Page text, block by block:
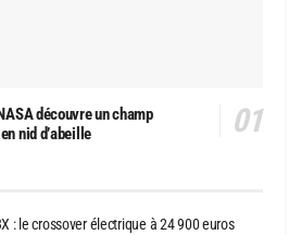
découvre un champ
nid d’abeille
: le crossover électrique à 24 900 euros